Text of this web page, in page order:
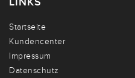
Startseite
Kundencenter
Impressum
Datenschutz